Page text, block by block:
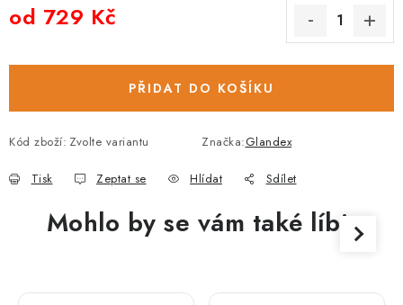
od 729 Kč
PŘIDAT DO KOŠÍKU
Kód zboží: Zvolte variantu Značka:Glandex
Tisk Zeptat se Hlídat Sdílet
Mohlo by se vám také líbit